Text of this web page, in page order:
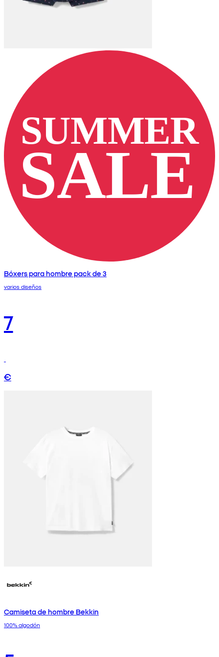
Bóxers para hombre pack de 3
varios diseños
7
€
Camiseta de hombre Bekkin
100% algodón